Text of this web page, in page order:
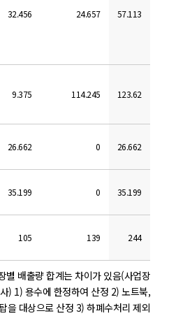
32.456 24.657 57.113
9.375 114.245 123.62
26.662 0 26.662
35.199 0 35.199
105 139 244
별 배출량 합계는 차이가 있음(사업장
) 1) 용수에 한정하여 산정 2) 노트북,
을 대상으로 산정 3) 하폐수처리 제외